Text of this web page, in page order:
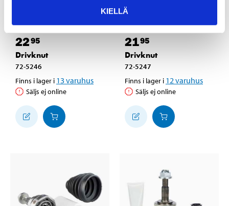
KIELLÄ
2295
Drivknut
72-5246
Finns i lager i 13 varuhus
Säljs ej online
2195
Drivknut
72-5247
Finns i lager i 12 varuhus
Säljs ej online